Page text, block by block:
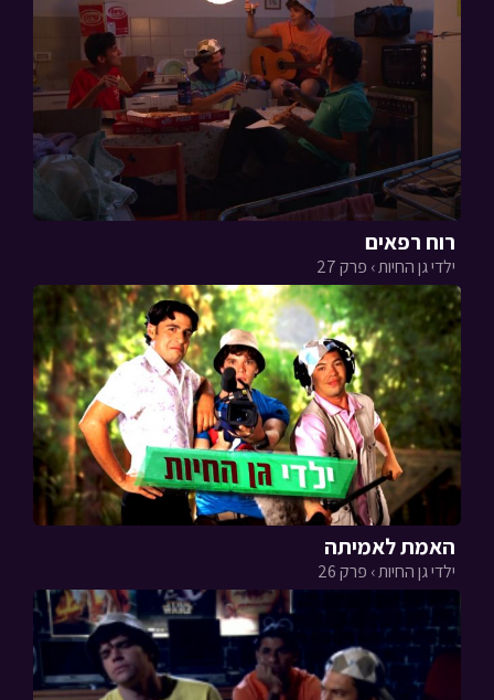
רוח רפאים
ילדי גן החיות › פרק 27
האמת לאמיתה
ילדי גן החיות › פרק 26